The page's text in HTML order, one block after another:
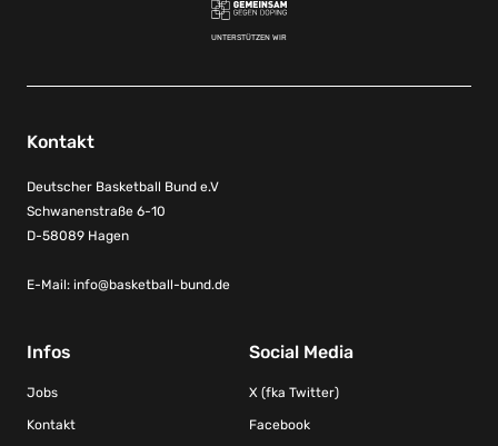
UNTERSTÜTZEN WIR
Kontakt
Deutscher Basketball Bund e.V
Schwanenstraße 6-10
D-58089 Hagen
E-Mail: info@basketball-bund.de
Infos
Jobs
Kontakt
Social Media
X (fka Twitter)
Facebook